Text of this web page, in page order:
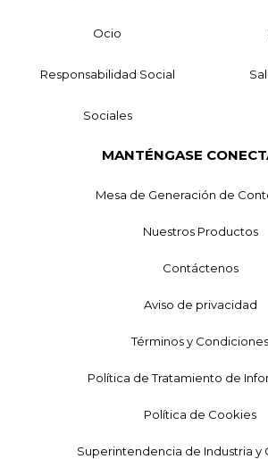
Ocio
Responsabilidad Social
Sociales
MANTÉNGASE
Mesa de Generación de
Nuestros Productos
Contáctenos
Aviso de privacidad
Términos y Condiciones
Política de Tratamiento de
Política de Cookies
Superintendencia de Industria y